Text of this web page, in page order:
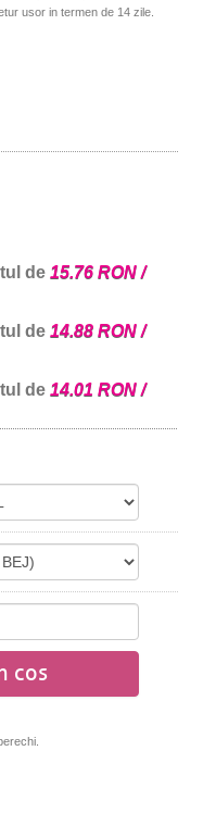
usor in termen de 14 zile.
de 15.76 RON /
de 14.88 RON /
de 14.01 RON /
cos